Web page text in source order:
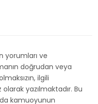
yorumları ve
doğrudan veya
ilgili
yazılmaktadır. Bu
kamuoyunun